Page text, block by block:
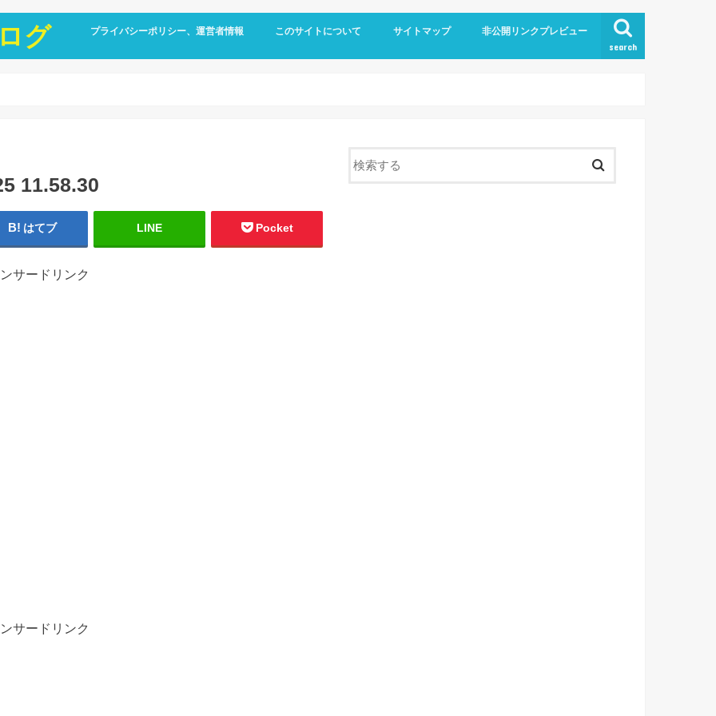
グ search
プライバシーポリシー、運営者情報 このサイトについて サイトマップ 非公開リンクプレビュー
11.58.30
はてブ LINE Pocket
サードリンク
サードリンク